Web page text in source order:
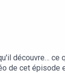
découvre… ce
de cet